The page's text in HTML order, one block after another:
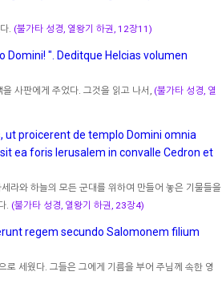
. (불가타 성경, 열왕기 하권, 12장11)
". Deditque Helcias volumen
사판에게 주었다. 그것을 읽고 나서, (불가타 성경, 열
ut proicerent de templo Domini omnia
ea foris Ierusalem in convalle Cedron et
라와 하늘의 모든 군대를 위하여 만들어 놓은 기물들을
. (불가타 성경, 열왕기 하권, 23장4)
regem secundo Salomonem filium
세웠다. 그들은 그에게 기름을 부어 주님께 속한 영